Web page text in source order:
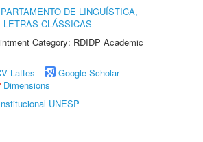
DE LINGUÍSTICA,
LETRAS CLÁSSICAS
Category: RDIDP Academic
Lattes
Google Scholar
Dimensions
UNESP